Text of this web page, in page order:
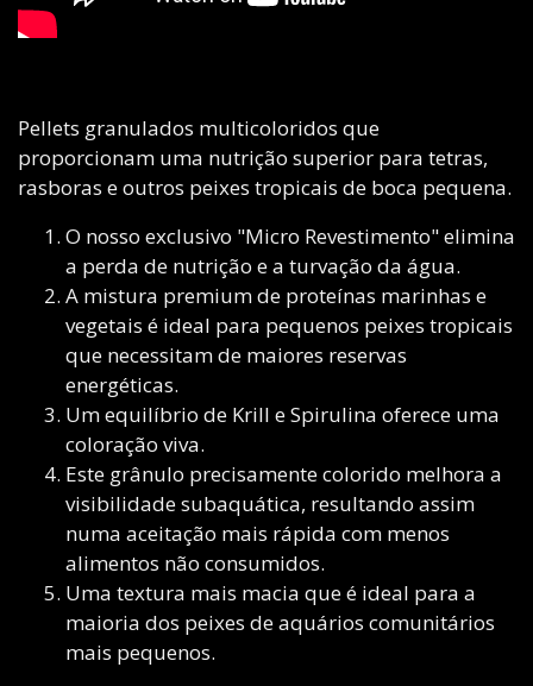
Pellets granulados multicoloridos que
proporcionam uma nutrição superior para tetras,
rasboras e outros peixes tropicais de boca pequena.
O nosso exclusivo "Micro Revestimento" elimina
a perda de nutrição e a turvação da água.
A mistura premium de proteínas marinhas e
vegetais é ideal para pequenos peixes tropicais
que necessitam de maiores reservas
energéticas.
Um equilíbrio de Krill e Spirulina oferece uma
coloração viva.
Este grânulo precisamente colorido melhora a
visibilidade subaquática, resultando assim
numa aceitação mais rápida com menos
alimentos não consumidos.
Uma textura mais macia que é ideal para a
maioria dos peixes de aquários comunitários
mais pequenos.